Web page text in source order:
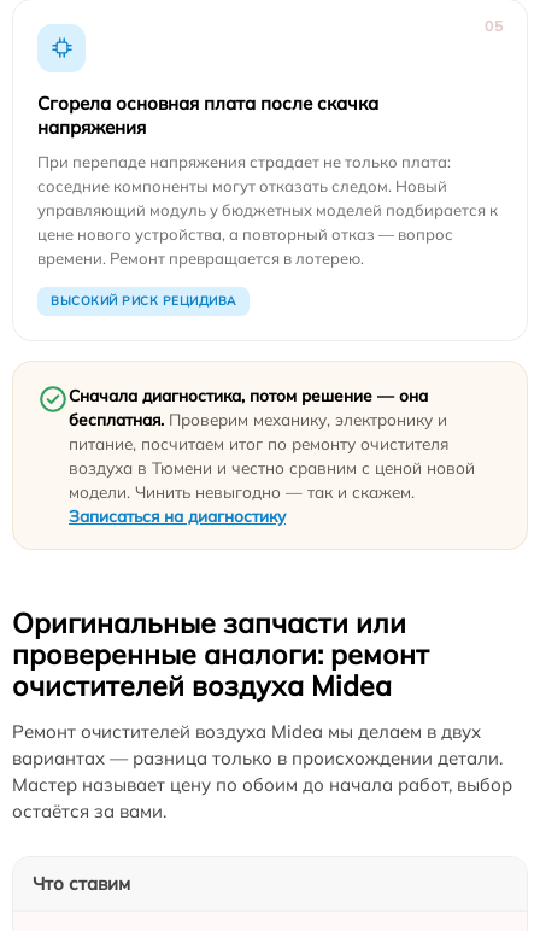
05
Сгорела основная плата после скачка
напряжения
При перепаде напряжения страдает не только плата:
соседние компоненты могут отказать следом. Новый
управляющий модуль у бюджетных моделей подбирается к
цене нового устройства, а повторный отказ — вопрос
времени. Ремонт превращается в лотерею.
ВЫСОКИЙ РИСК РЕЦИДИВА
Сначала диагностика, потом решение — она
бесплатная. Проверим механику, электронику и
питание, посчитаем итог по ремонту очистителя
воздуха в Тюмени и честно сравним с ценой новой
модели. Чинить невыгодно — так и скажем.
Записаться на диагностику
Оригинальные запчасти или
проверенные аналоги: ремонт
очистителей воздуха Midea
Ремонт очистителей воздуха Midea мы делаем в двух
вариантах — разница только в происхождении детали.
Мастер называет цену по обоим до начала работ, выбор
остаётся за вами.
Что ставим